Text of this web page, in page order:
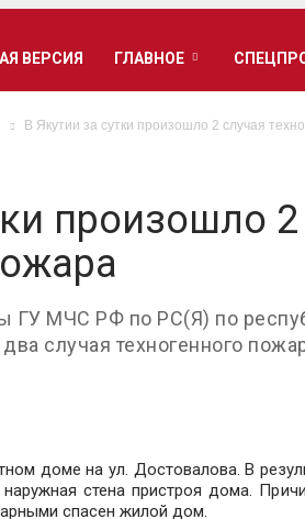
ВЕРСИЯ ГЛАВНОЕ
В Якутии за сутки произошло 2 случая
произошло 2
ГУ МЧС РФ по РС(Я) по
случая техногенного
доме на ул. Достовалова. В
стена пристроя дома.
спасен жилой дом.